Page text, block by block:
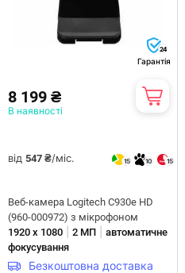
24
Гарантія
8 199 ₴
В наявності
від 547 ₴/міс. 15 10 15
Веб-камера Logitech C930e HD
(960-000972) з мікрофоном
1920 х 1080
2 МП
автоматичне
фокусування
Безкоштовна доставка